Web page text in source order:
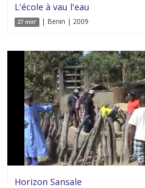
L'école à vau l'eau
27 min' | Benin | 2009
Horizon Sansale